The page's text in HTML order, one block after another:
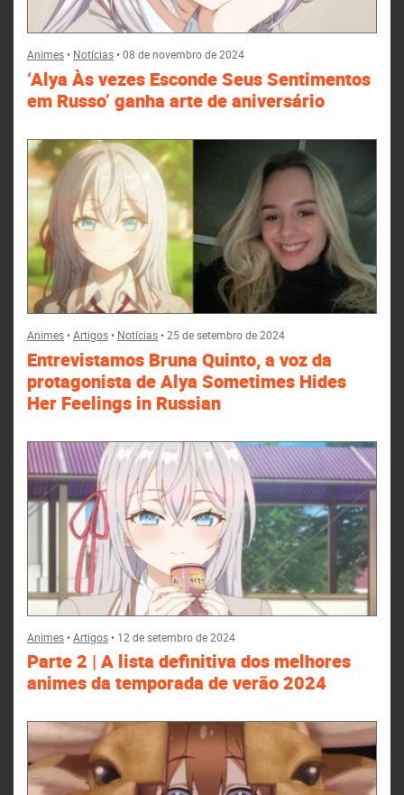
Animes• Notícias•08 de novembro de 2024
‘Alya Às vezes Esconde Seus Sentimentos
em Russo’ ganha arte de aniversário
Animes•Artigos• Notícias•25 de setembro de 2024
Entrevistamos Bruna Quinto, a voz da
protagonista de Alya Sometimes Hides
Her Feelings in Russian
Animes•Artigos• 12 de setembro de 2024
Parte 2 | A lista definitiva dos melhores
animes da temporada de verão 2024